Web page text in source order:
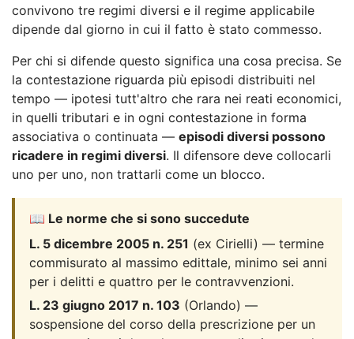
convivono tre regimi diversi e il regime applicabile
dipende dal giorno in cui il fatto è stato commesso.
Per chi si difende questo significa una cosa precisa. Se
la contestazione riguarda più episodi distribuiti nel
tempo — ipotesi tutt'altro che rara nei reati economici,
in quelli tributari e in ogni contestazione in forma
associativa o continuata — episodi diversi possono
ricadere in regimi diversi. Il difensore deve collocarli
uno per uno, non trattarli come un blocco.
📖 Le norme che si sono succedute
L. 5 dicembre 2005 n. 251 (ex Cirielli) — termine
commisurato al massimo edittale, minimo sei anni
per i delitti e quattro per le contravvenzioni.
L. 23 giugno 2017 n. 103 (Orlando) —
sospensione del corso della prescrizione per un